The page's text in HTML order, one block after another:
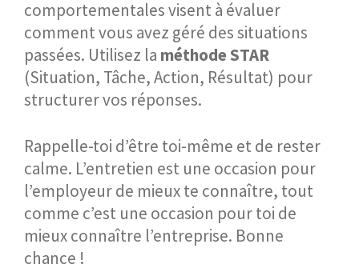
comportementales visent à évaluer
comment vous avez géré des situations
passées. Utilisez la méthode STAR
(Situation, Tâche, Action, Résultat) pour
structurer vos réponses.
Rappelle-toi d’être toi-même et de rester
calme. L’entretien est une occasion pour
l’employeur de mieux te connaître, tout
comme c’est une occasion pour toi de
mieux connaître l’entreprise. Bonne
chance !